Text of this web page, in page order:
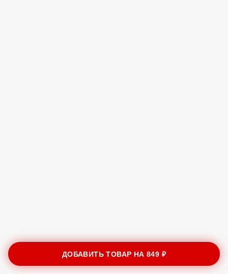
ДОБАВИТЬ ТОВАР НА849 ₽